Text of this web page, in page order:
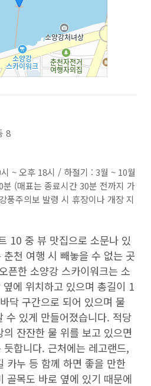
8
~ 오후 18시 / 하절기 : 3월 ~ 10월
(매표는 종료시간 30분 전까지 가
풍주의보 발령 시 휴장이나 개장 지
10 중 뷰 맛집으로 소문나 있
천 여행 시 빼놓을 수 없는 곳
픈한 소양강 스카이워크는 소
에 위치하고 있으며 총길이 1
닥 구간으로 되어 있으며 물
있게 만들어졌습니다. 적당
잔잔한 물 위를 보고 있으면
합니다. 근처에는 레고랜드,
카누 등 함께 하면 좋을 만한
골목도 바로 옆에 있기 때문에